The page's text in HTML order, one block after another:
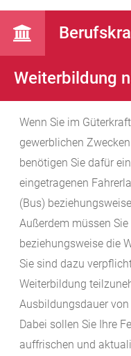
Weiterbildung
Wenn Sie im
gewerblichen
benötigen Sie dafür
eingetragenen
(Bus)
Außerdem müssen
beziehungsweise die
Sie sind dazu
Weiterbildung
Ausbildungsdauer
Dabei sollen Sie Ihre
auffrischen und